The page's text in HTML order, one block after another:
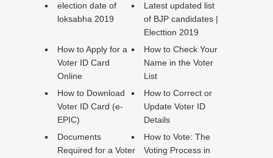
election date of
loksabha 2019
Latest updated list
of BJP candidates |
Electtion 2019
How to Apply for a
Voter ID Card
Online
How to Check Your
Name in the Voter
List
How to Download
Voter ID Card (e-
EPIC)
How to Correct or
Update Voter ID
Details
Documents
Required for a Voter
How to Vote: The
Voting Process in